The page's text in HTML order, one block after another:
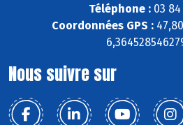
Téléphone :03 84
Coordonnées GPS :
Nous suivre sur